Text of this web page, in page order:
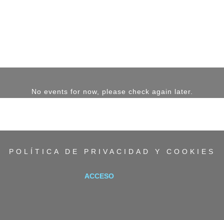
No events for now, please check again later.
POLÍTICA DE PRIVACIDAD Y COOKIES
ACCESO